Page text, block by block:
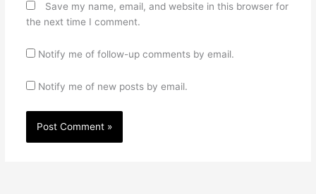
Save my name, email, and website in this browser for
the next time I comment.
Notify me of follow-up comments by email.
Notify me of new posts by email.